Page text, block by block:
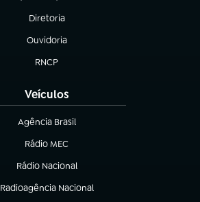
Diretoria
(abre em nova aba)
Ouvidoria
(abre em nova aba)
RNCP
(abre em nova aba)
Veículos
Agência Brasil
(abre em nova aba)
Rádio MEC
(abre em nova aba)
Rádio Nacional
Radioagência Nacional
(abre em nova aba)